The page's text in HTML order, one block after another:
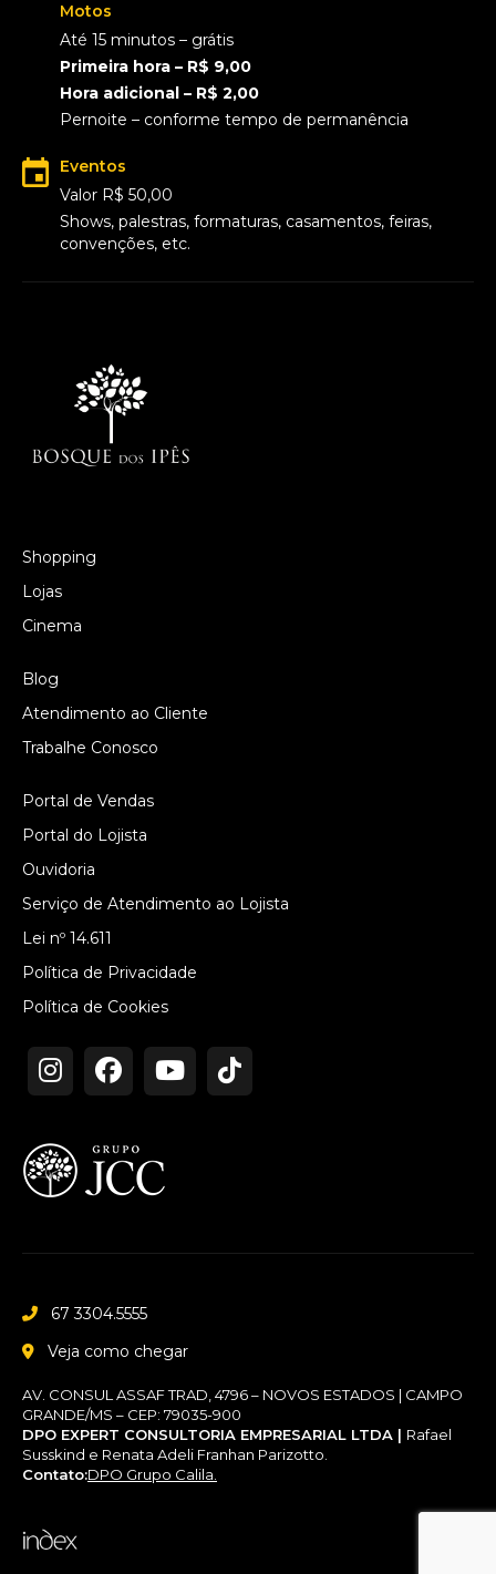
Motos
Até 15 minutos – grátis
Primeira hora – R$ 9,00
Hora adicional – R$ 2,00
Pernoite – conforme tempo de permanência
Eventos
Valor R$ 50,00
Shows, palestras, formaturas, casamentos, feiras,
convenções, etc.
Shopping
Lojas
Cinema
Blog
Atendimento ao Cliente
Trabalhe Conosco
Portal de Vendas
Portal do Lojista
Ouvidoria
Serviço de Atendimento ao Lojista
Lei nº 14.611
Política de Privacidade
Política de Cookies
67 3304.5555
Veja como chegar
AV. CONSUL ASSAF TRAD, 4796 – NOVOS ESTADOS | CAMPO
GRANDE/MS – CEP: 79035-900
DPO EXPERT CONSULTORIA EMPRESARIAL LTDA | Rafael
Susskind e Renata Adeli Franhan Parizotto.
Contato:DPO Grupo Calila.